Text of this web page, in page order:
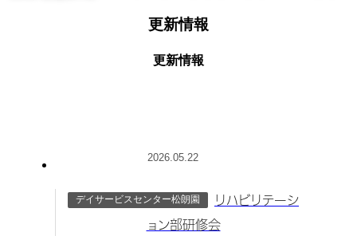
更新情報
更新情報
2026.05.22
デイサービスセンター松朗園
リハビリテーシ
ョン部研修会